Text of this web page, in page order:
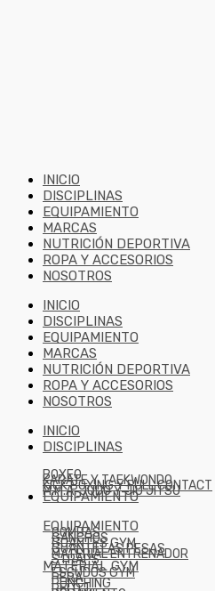
INICIO
DISCIPLINAS
EQUIPAMIENTO
MARCAS
NUTRICIÓN DEPORTIVA
ROPA Y ACCESORIOS
NOSOTROS
INICIO
DISCIPLINAS
EQUIPAMIENTO
MARCAS
NUTRICIÓN DEPORTIVA
ROPA Y ACCESORIOS
NOSOTROS
INICIO
DISCIPLINAS
BOXEO
KARATE Y TAEKWONDO
KICK BOXING Y FULL CONTACT
M.M.A, JUDO Y JIU JITSU
EQUIPAMIENTO
EQUIPAMIENTO
COMBAS
GANCHOS
GUANTES GYM
GUANTILLAS PESAS
MATERIAL ENTRENADOR
STRAPS
MATERIAL GYM
ESCUDOS GYM
PERA
PUNCHING